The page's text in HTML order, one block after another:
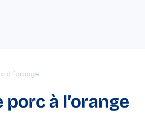
à l'orange
à l’orange